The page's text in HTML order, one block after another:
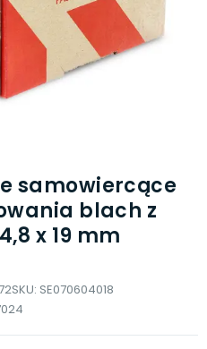
samowiercące
blach z
x 19 mm
SKU: SE070604018